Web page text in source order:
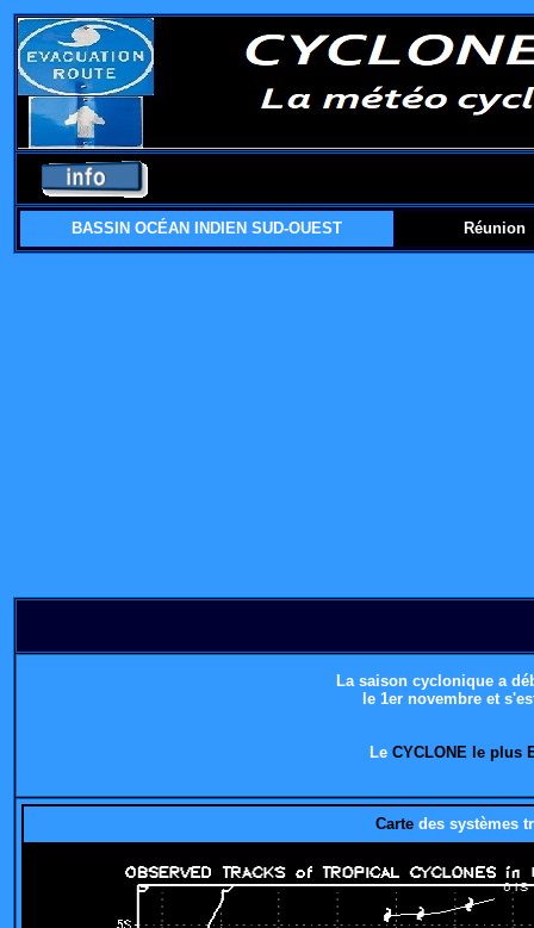
BASSIN OCÉAN INDIEN SUD-OUEST Réunion
La saison cyclonique a
le 1er novembre et
LeCYCLONE le plus
Carte des systèmes